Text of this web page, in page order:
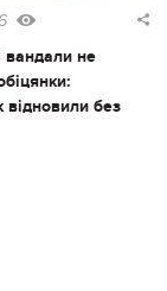
вандали не
без